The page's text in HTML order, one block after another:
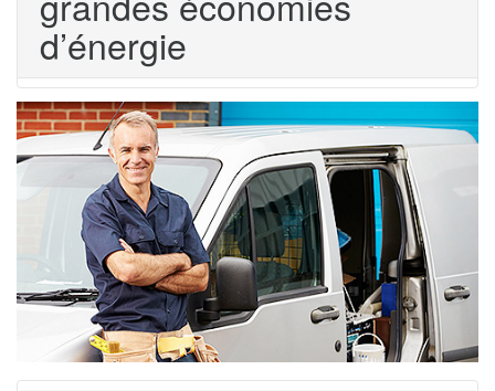
d’énergie